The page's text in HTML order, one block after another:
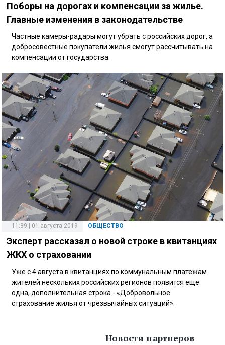
Поборы на дорогах и компенсации за жилье.
Главные изменения в законодательстве
Частные камеры-радары могут убрать с российских дорог, а
добросовестные покупатели жилья смогут рассчитывать на
компенсации от государства.
11:39 | 01 августа 2019 ОБЩЕСТВО
Эксперт рассказал о новой строке в квитанциях
ЖКХ о страховании
Уже с 4 августа в квитанциях по коммунальным платежам
жителей нескольких российских регионов появится еще
одна, дополнительная строка - «Добровольное
страхование жилья от чрезвычайных ситуаций».
Новости партнеров